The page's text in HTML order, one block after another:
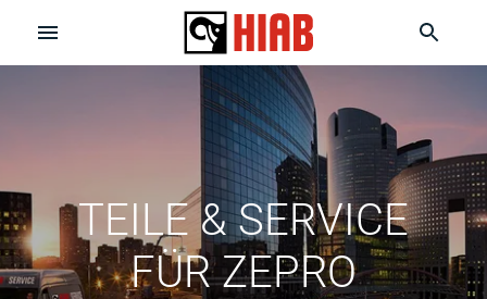
TEILE & SERVICE
FÜR ZEPRO